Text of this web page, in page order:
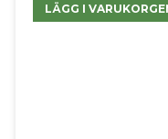
LÄGG I